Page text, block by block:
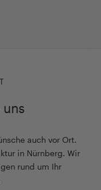
uns
auch vor Ort.
in Nürnberg. Wir
rund um Ihr